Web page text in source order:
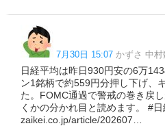
7月30日 15:07 かずさ 中村
日経平均は昨日930円安の6万
ン1銘柄で約559円分押し下げ、
た。FOMC通過で警戒の巻き戻
くかの分かれ目と読めます。 #
zaikei.co.jp/article/202607…